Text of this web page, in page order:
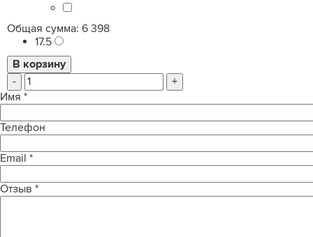
Общая сумма: 6 398
17.5
-
+
Имя *
Телефон
Email *
Отзыв *